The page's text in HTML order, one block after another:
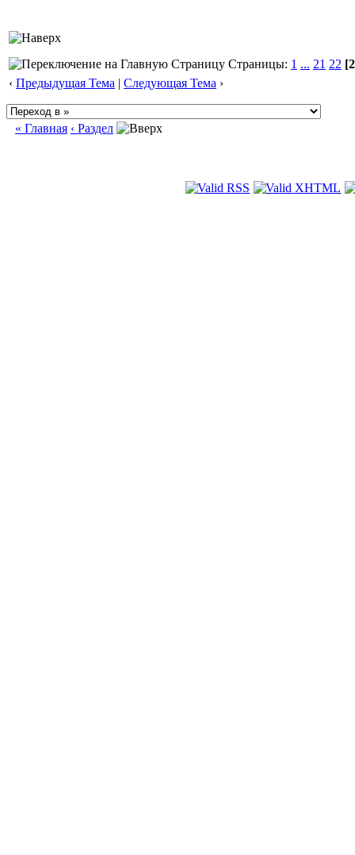
Страницы: 1 ... 21 22
‹ Предыдущая Тема | Следующая Тема ›
« Главная ‹ Раздел